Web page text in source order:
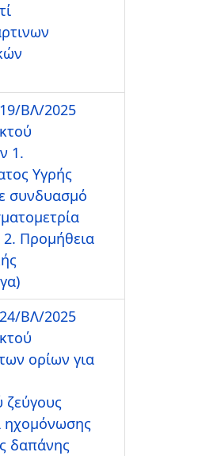
ΒΛ/2025
1.
Υγρής
συνδυασμό
Προμήθεια
ΒΛ/2025
ορίων για
ηχομόνωσης
δαπάνης